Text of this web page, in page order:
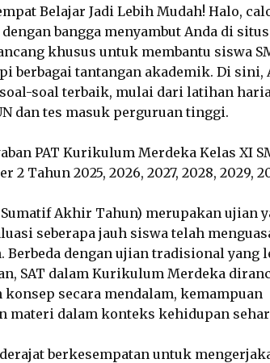
Belajar Jadi Lebih Mudah! Halo,
bangga menyambut Anda di
khusus untuk membantu siswa
berbagai tantangan akademik. Di sini,
soal terbaik, mulai dari latihan
dan tes masuk perguruan tinggi.
PAT Kurikulum Merdeka Kelas XI
2 Tahun 2025, 2026, 2027, 2028, 2029,
Sumatif Akhir Tahun) merupakan ujian
seberapa jauh siswa telah
Berbeda dengan ujian tradisional yang
SAT dalam Kurikulum Merdeka
secara mendalam, kemampuan
materi dalam konteks kehidupan
berkesempatan untuk